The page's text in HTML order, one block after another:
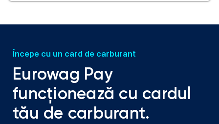
Începe cu un card de carburant
Eurowag Pay
funcționează cu cardul
tău de carburant.